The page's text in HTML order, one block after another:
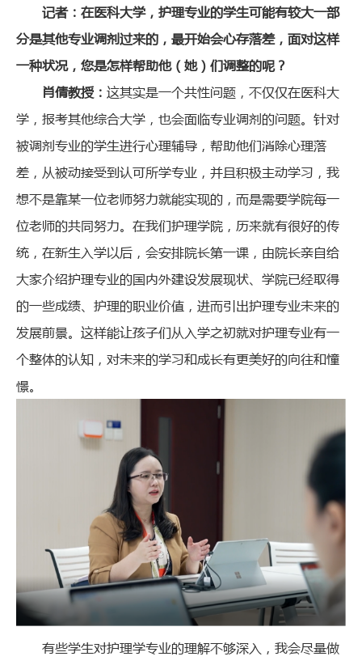
记者：在医科大学，护理专业的学生可能有较大一部
分是其他专业调剂过来的，最开始会心存落差，面对这样
一种状况，您是怎样帮助他（她）们调整的呢？
肖倩教授： 这其实是一个共性问题，不仅仅在医科大
学，报考其他综合大学，也会面临专业调剂的问题。针对
被调剂专业的学生进行心理辅导，帮助他们消除心理落
差，从被动接受到认可所学专业，并且积极主动学习，我
想不是靠某一位老师努力就能实现的，而是需要学院每一
位老师的共同努力。在我们护理学院，历来就有很好的传
统，在新生入学以后，会安排院长第一课，由院长亲自给
大家介绍护理专业的国内外建设发展现状、学院已经取得
的一些成绩、护理的职业价值，进而引出护理专业未来的
发展前景。这样能让孩子们从入学之初就对护理专业有一
个整体的认知，对未来的学习和成长有更美好的向往和憧
憬。
有些学生对护理学专业的理解不够深入，我会尽量做